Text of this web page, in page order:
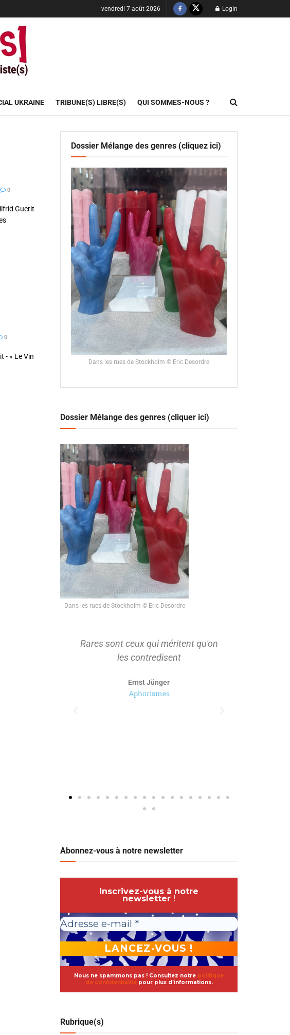
vendredi 7 août 2026 Login
UKRAINE TRIBUNE(S) LIBRE(S) QUI SOMMES-NOUS ?
0
Guerit
0
- « Le Vin
Dossier Mélange des genres (cliquez ici)
Dans les rues de Stockholm © Eric Desordre
Dossier Mélange des genres (cliquer ici)
Dans les rues de Stockholm © Eric Desordre
Rares sont ceux qui méritent qu'on
les contredisent
Ernst Jünger
Aphorismes
Abonnez-vous à notre newsletter
Inscrivez-vous à notre
newsletter !
Nous ne spammons pas ! Consultez notre politique
de confidentialité pour plus d’informations.
Rubrique(s)